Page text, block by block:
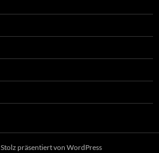
Stolz präsentiert von WordPress